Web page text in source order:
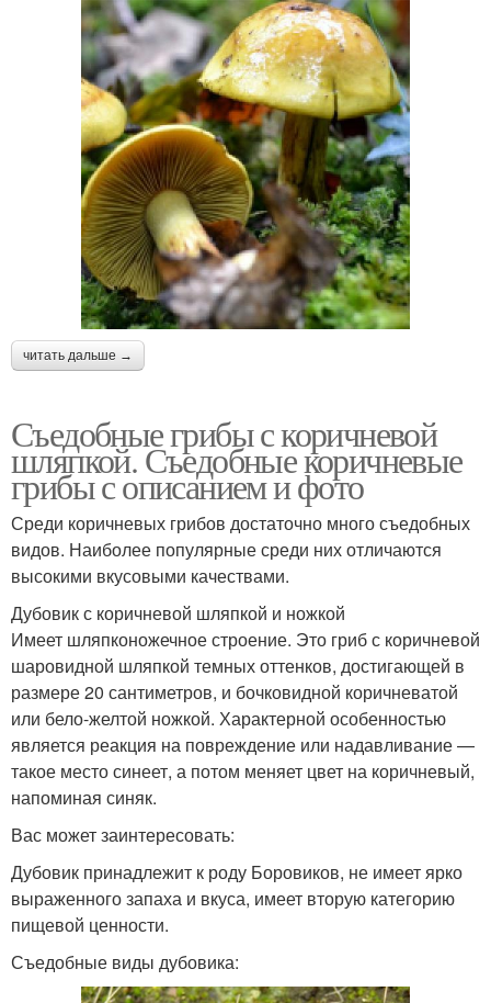
читать дальше →
Съедобные грибы с коричневой
шляпкой. Съедобные коричневые
грибы с описанием и фото
Среди коричневых грибов достаточно много съедобных
видов. Наиболее популярные среди них отличаются
высокими вкусовыми качествами.
Дубовик с коричневой шляпкой и ножкой
Имеет шляпконожечное строение. Это гриб с коричневой
шаровидной шляпкой темных оттенков, достигающей в
размере 20 сантиметров, и бочковидной коричневатой
или бело-желтой ножкой. Характерной особенностью
является реакция на повреждение или надавливание —
такое место синеет, а потом меняет цвет на коричневый,
напоминая синяк.
Вас может заинтересовать:
Дубовик принадлежит к роду Боровиков, не имеет ярко
выраженного запаха и вкуса, имеет вторую категорию
пищевой ценности.
Съедобные виды дубовика: